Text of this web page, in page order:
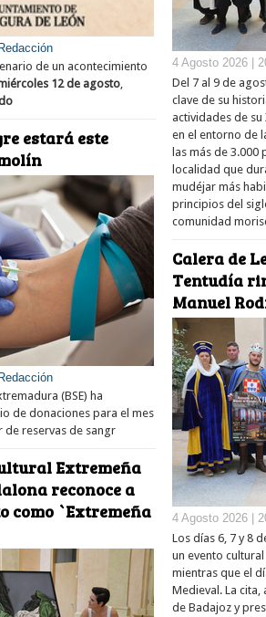
Redacción
de un acontecimiento
12 de agosto
estará este
Redacción
(BSE) ha
de donaciones para el mes
reservas de sangr
Extremeña
reconoce a
como `Extremeña
4 Agosto 2026 |
Del 7 al 9 de
clave de su
actividades de
en el entorno de
las más de
localidad que
mudéjar más
principios del
comunidad
Calera de
Tentudía
Manuel
4 Agosto 2026 |
Los días 6, 7 y 8
un evento
mientras que el
Medieval. La
de Badajoz y